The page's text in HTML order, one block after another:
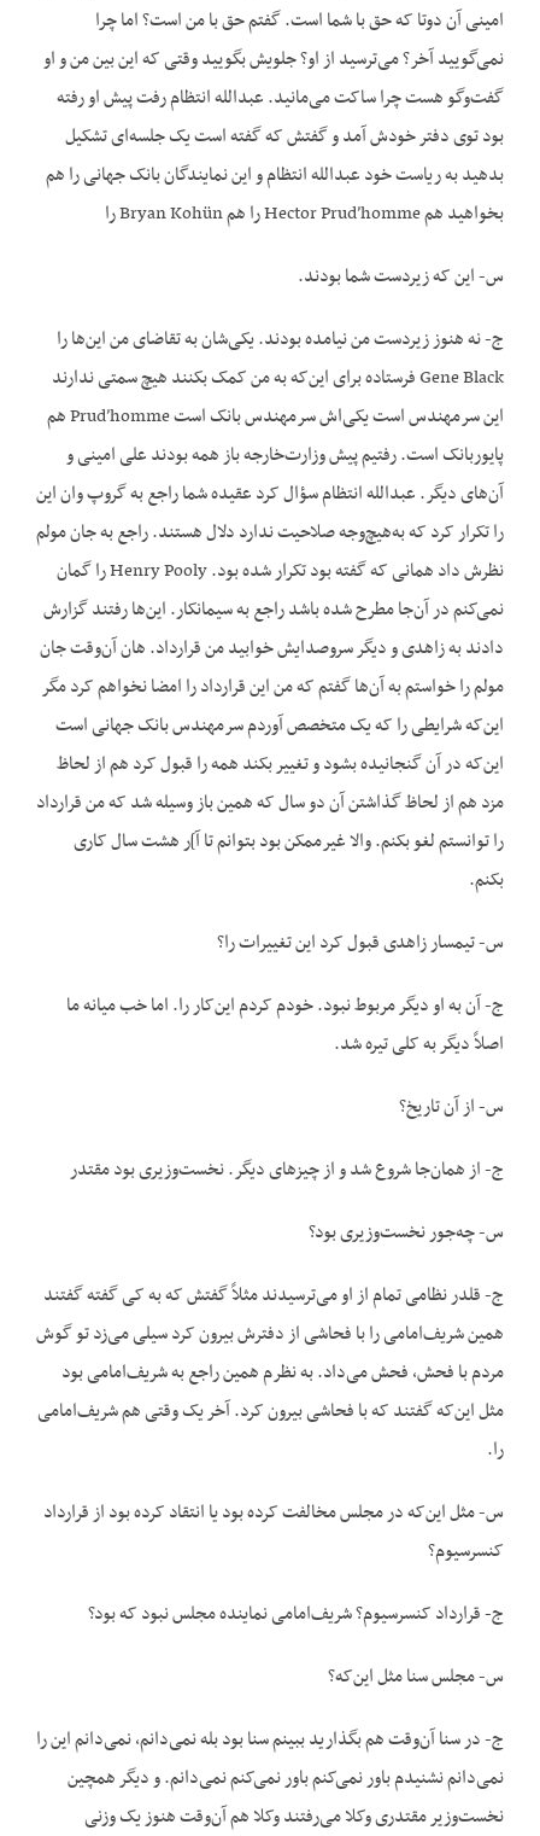
امینی آن دوتا که حق با شما است. گفتم حق با من است؟ اما چرا
نمی‌گویید آخر؟ می‌ترسید از او؟ جلویش بگویید وقتی که این بین من و او
گفت‌وگو هست چرا ساکت می‌مانید. عبدالله انتظام رفت پیش او رفته
بود توی دفتر خودش آمد و گفتش که گفته است یک جلسه‌ای تشکیل
بدهید به ریاست خود عبدالله انتظام و این نمایندگان بانک جهانی را هم
بخواهید هم Hector Prud’homme را هم Bryan Kohün را
س- این که زیردست شما بودند.
ج- نه هنوز زیردست من نیامده بودند. یکی‌شان به تقاضای من این‌ها را
Gene Black فرستاده برای این‌که به من کمک بکنند هیچ سمتی ندارند
این سرمهندس است یکی‌اش سرمهندس بانک است Prud’homme هم
پایوربانک است. رفتیم پیش وزارت‌خارجه باز همه بودند علی امینی و
آن‌های دیگر. عبدالله انتظام سؤال کرد عقیده شما راجع به گروپ وان این
را تکرار کرد که به‌هیچ‌وجه صلاحیت ندارد دلال هستند. راجع به جان مولم
نظرش داد همانی که گفته بود تکرار شده بود. Henry Pooly را گمان
نمی‌کنم در آن‌جا مطرح شده باشد راجع به سیمانکار. این‌ها رفتند گزارش
دادند به زاهدی و دیگر سروصدایش خوابید من قرارداد. هان آن‌وقت جان
مولم را خواستم به آن‌ها گفتم که من این قرارداد را امضا نخواهم کرد مگر
این‌که شرایطی را که یک متخصص آوردم سرمهندس بانک جهانی است
این‌که در آن گنجانیده بشود و تغییر بکند همه را قبول کرد هم از لحاظ
مزد هم از لحاظ گذاشتن آن دو سال که همین باز وسیله شد که من قرارداد
را توانستم لغو بکنم. والا غیرممکن بود بتوانم تا آ]ر هشت سال کاری
بکنم.
س- تیمسار زاهدی قبول کرد این تغییرات را؟
ج- آن به او دیگر مربوط نبود. خودم کردم این‌کار را. اما خب میانه ما
اصلاً دیگر به کلی تیره شد.
س- از آن تاریخ؟
ج- از همان‌جا شروع شد و از چیزهای دیگر. نخست‌وزیری بود مقتدر
س- چه‌جور نخست‌وزیری بود؟
ج- قلدر نظامی تمام از او می‌ترسیدند مثلاً گفتش که به کی گفته گفتند
همین شریف‌امامی را با فحاشی از دفترش بیرون کرد سیلی می‌زد تو گوش
مردم با فحش، فحش می‌داد. به نظرم همین راجع به شریف‌امامی بود
مثل این‌که گفتند که با فحاشی بیرون کرد. آخر یک وقتی هم شریف‌امامی
را.
س- مثل این‌که در مجلس مخالفت کرده بود یا انتقاد کرده بود از قرارداد
کنسرسیوم؟
ج- قرارداد کنسرسیوم؟ شریف‌امامی نماینده مجلس نبود که بود؟
س- مجلس سنا مثل این‌که؟
ج- در سنا آن‌وقت هم بگذارید ببینم سنا بود بله نمی‌دانم، نمی‌دانم این را
نمی‌دانم نشنیدم باور نمی‌کنم باور نمی‌کنم نمی‌دانم. و دیگر همچین
نخست‌وزیر مقتدری وکلا می‌رفتند وکلا هم آن‌وقت هنوز یک وزنی